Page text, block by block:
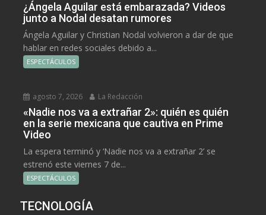
¿Ángela Aguilar está embarazada? Videos
junto a Nodal desatan rumores
Ángela Aguilar y Christian Nodal volvieron a dar de que
hablar en redes sociales debido a...
ESPECTÁCULOS
agosto 7, 2026 La Redacción
«Nadie nos va a extrañar 2»: quién es quién
en la serie mexicana que cautiva en Prime
Video
La espera terminó y ‘Nadie nos va a extrañar 2’ se
estrenó este viernes 7 de...
ESPECTÁCULOS
TECNOLOGÍA